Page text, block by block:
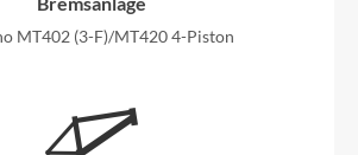
MT402 (3-F)/MT420 4-Piston